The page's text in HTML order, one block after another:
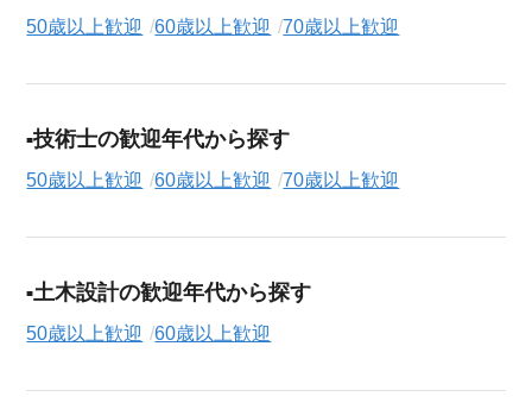
50歳以上歓迎 60歳以上歓迎 70歳以上歓迎
技術士の歓迎年代から探す
50歳以上歓迎 60歳以上歓迎 70歳以上歓迎
土木設計の歓迎年代から探す
50歳以上歓迎 60歳以上歓迎